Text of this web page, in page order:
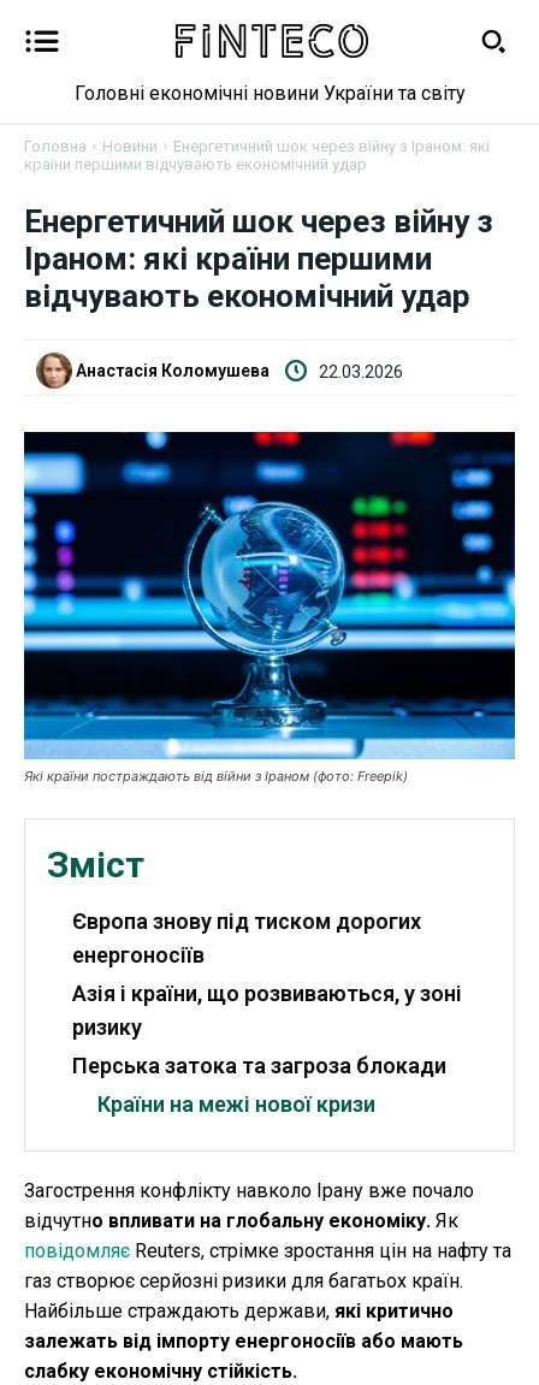
Новини
Бізнес
Фінанси
Валютний ринок
Криптовалюта
Робота і освіта
Публікації
Курс валют
Ми в соц. мережах
Головні економічні новини України та світу
Головна Новини
Енергетичний шок через війну з Іраном: які
країни першими відчувають економічний удар
Енергетичний шок через війну з
Іраном: які країни першими
відчувають економічний удар
Анастасія Коломушева 22.03.2026
Які країни постраждають від війни з Іраном (фото: Freepik)
Зміст
Європа знову під тиском дорогих
енергоносіїв
Азія і країни, що розвиваються, у зоні
ризику
Перська затока та загроза блокади
Країни на межі нової кризи
Загострення конфлікту навколо Ірану вже почало
відчутно впливати на глобальну економіку. Як
повідомляє Reuters, стрімке зростання цін на нафту та
газ створює серйозні ризики для багатьох країн.
Найбільше страждають держави, які критично
залежать від імпорту енергоносіїв або мають
слабку економічну стійкість.